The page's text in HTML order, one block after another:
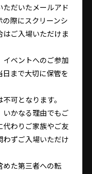
だいたメールアド
際にスクリーンシ
はご入場いただけま
ベントへのご参加
まで大切に保管を
可となります。
かなる理由でもご
わりご家族やご友
わずご入場いただけ
た第三者への転